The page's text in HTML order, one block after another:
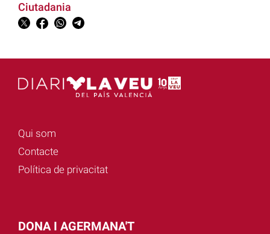
Ciutadania
Qui som
Contacte
Política de privacitat
DONA I AGERMANA'T